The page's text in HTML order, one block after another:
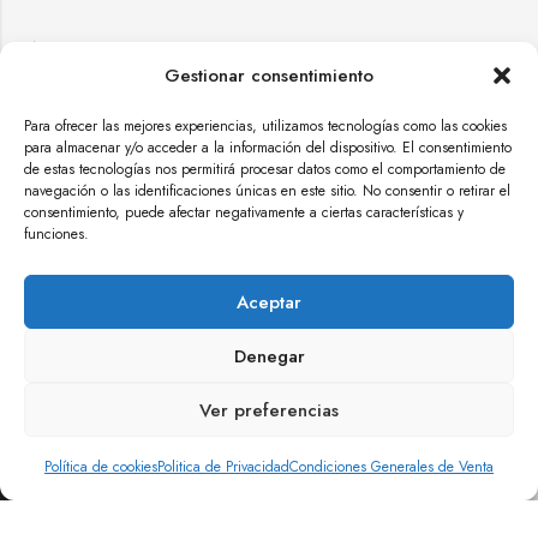
Gestionar consentimiento
Para ofrecer las mejores experiencias, utilizamos tecnologías como las cookies
para almacenar y/o acceder a la información del dispositivo. El consentimiento
de estas tecnologías nos permitirá procesar datos como el comportamiento de
navegación o las identificaciones únicas en este sitio. No consentir o retirar el
consentimiento, puede afectar negativamente a ciertas características y
funciones.
Aceptar
Denegar
Ver preferencias
Política de cookiesPolitica de PrivacidadCondiciones Generales de Venta
AÑADIR AL CARRITO CÓMPRALO YA
Síguenos
Sobre HappyCloud
Información
Kit Digital